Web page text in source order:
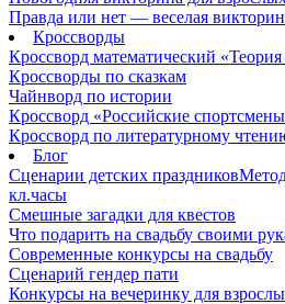
Правда или нет — веселая
Кроссворды
Кроссворд математический
Кроссворды по сказкам
Чайнворд по истории
Кроссворд «Российские
Кроссворд по литературному
Блог
Сценарии детских праздников
кл.часы
Смешные загадки для квестов
Что подарить на свадьбу своими
Современные конкурсы на свадьбу
Сценарий гендер пати
Конкурсы на вечеринку для